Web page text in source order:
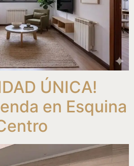
ÚNICA!
en Esquina